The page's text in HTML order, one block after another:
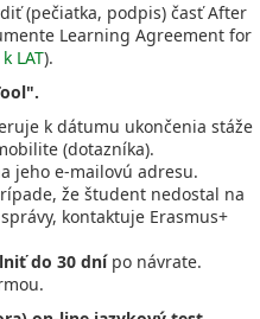
(pečiatka, podpis) časť After
Learning Agreement for
LAT).
k dátumu ukončenia stáže
(dotazníka).
jeho e-mailovú adresu.
že študent nedostal na
kontaktuje Erasmus+
do 30 dnípo návrate.